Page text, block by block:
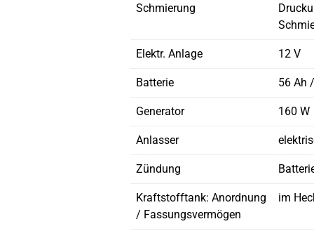
Schmierung
Elektr. Anlage 12 V
Batterie 56 Ah
Generator 160 W
Anlasser
Zündung
Kraftstofftank: Anordnung
/ Fassungsvermögen
im